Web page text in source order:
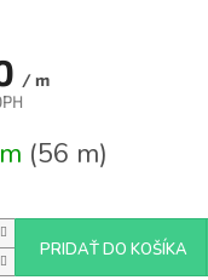
/ m
(56 m)
PRIDAŤ DO KOŠÍKA